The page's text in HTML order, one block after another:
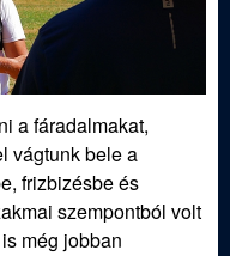
a fáradalmakat,
vágtunk bele a
frizbizésbe és
szempontból volt
még jobban